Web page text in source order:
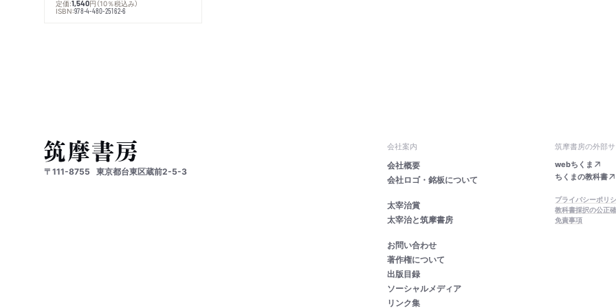
定価:1,540円 （10％税込み）
ISBN:978-4-480-25162-6
〒111-8755 東京都台東区蔵前2-5-3
会社案内
会社概要
会社ロゴ・銘板について
太宰治賞
太宰治と筑摩書房
お問い合わせ
著作権について
出版目録
ソーシャルメディア
リンク集
筑摩書房の外部サ
webちくま
ちくまの教科書
プライバシーポリ
教科書採択の公正
免責事項